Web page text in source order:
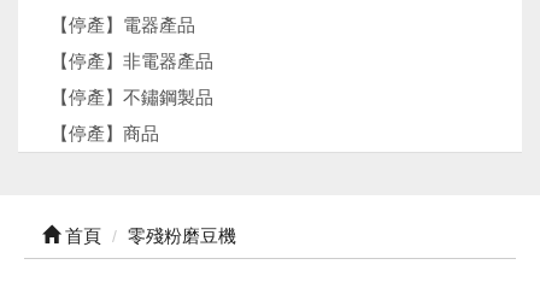
【停產】電器產品
【停產】非電器產品
【停產】不鏽鋼製品
【停產】商品
首頁 零殘粉磨豆機